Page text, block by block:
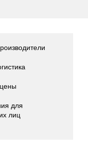
для
лиц